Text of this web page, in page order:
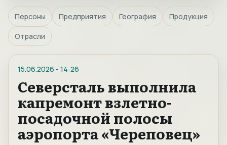
Персоны Предприятия География Продукция
Отрасли
15.06.2026 - 14:26
Северсталь выполнила
капремонт взлетно-
посадочной полосы
аэропорта «Череповец»